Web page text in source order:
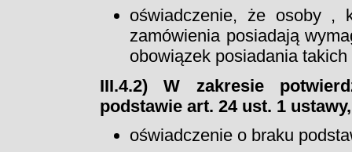
oświadczenie, że osoby ,
zamówienia posiadają
obowiązek posiadania
III.4.2) W zakresie
podstawie art. 24 ust. 1
oświadczenie o braku